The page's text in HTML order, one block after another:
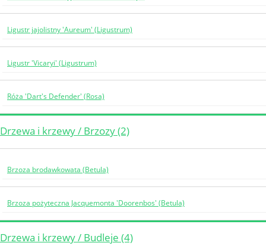
Ligustr jajolistny 'Aureum' (Ligustrum)
Ligustr 'Vicaryi' (Ligustrum)
Róża 'Dart's Defender' (Rosa)
Drzewa i krzewy / Brzozy (2)
Brzoza brodawkowata (Betula)
Brzoza pożyteczna Jacquemonta 'Doorenbos' (Betula)
Drzewa i krzewy / Budleje (4)